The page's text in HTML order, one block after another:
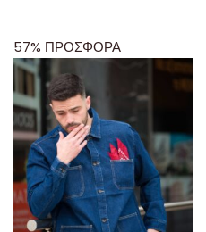
57% ΠΡΟΣΦΟΡΑ